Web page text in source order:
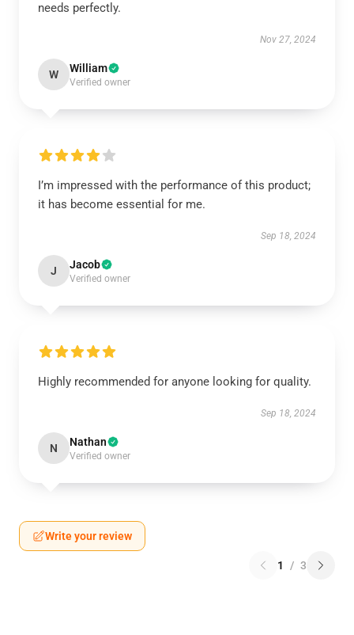
needs perfectly.
Nov 27, 2024
W William
Verified owner
I’m impressed with the performance of this product;
it has become essential for me.
Sep 18, 2024
J Jacob
Verified owner
Highly recommended for anyone looking for quality.
Sep 18, 2024
N Nathan
Verified owner
Write your review
1 / 3